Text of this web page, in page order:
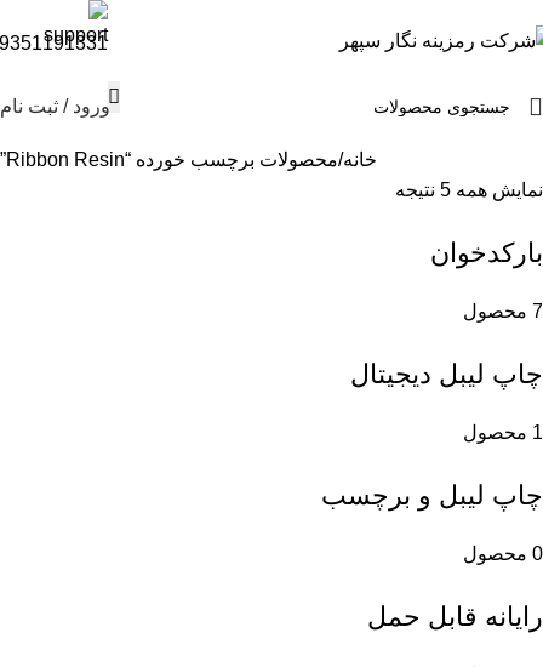
ورود / ثبت نام
خانه محصولات برچسب خورده “Ribbon Resin”
نمایش همه 5 نتیجه
بارکدخوان
7 محصول
چاپ لیبل دیجیتال
1 محصول
چاپ لیبل و برچسب
0 محصول
رایانه قابل حمل